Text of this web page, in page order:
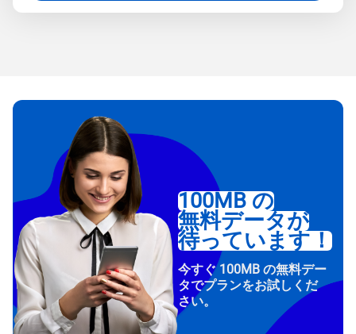
100MB の
無料データが
待っています！
今すぐ 100MB の無料デー
タでプランをお試しくだ
さい。